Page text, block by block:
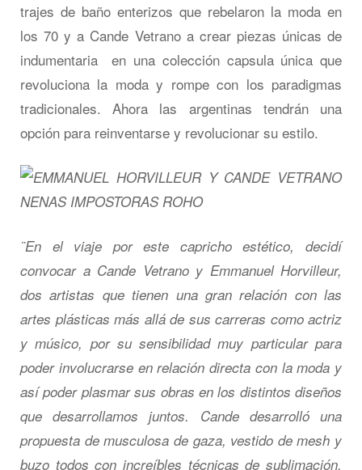
trajes de baño enterizos que rebelaron la moda en
los 70 y a Cande Vetrano a crear piezas únicas de
indumentaria en una colección capsula única que
revoluciona la moda y rompe con los paradigmas
tradicionales. Ahora las argentinas tendrán una
opción para reinventarse y revolucionar su estilo.
¨En el viaje por este capricho estético, decidí
convocar a Cande Vetrano y Emmanuel Horvilleur,
dos artistas que tienen una gran relación con las
artes plásticas más allá de sus carreras como actriz
y músico, por su sensibilidad muy particular para
poder involucrarse en relación directa con la moda y
así poder plasmar sus obras en los distintos diseños
que desarrollamos juntos. Cande desarrolló una
propuesta de musculosa de gaza, vestido de mesh y
buzo todos con increíbles técnicas de sublimación,